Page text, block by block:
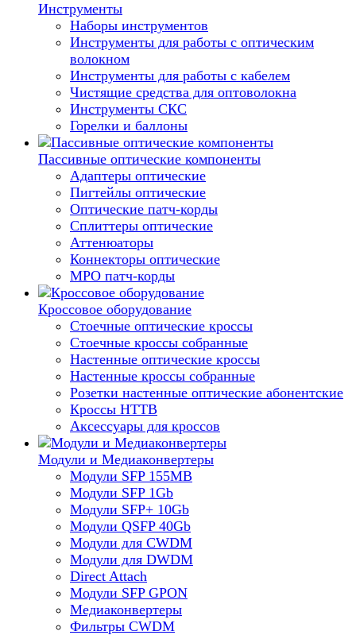
Инструменты
Наборы инструментов
Инструменты для работы с оптическим
волокном
Инструменты для работы с кабелем
Чистящие средства для оптоволокна
Инструменты СКС
Горелки и баллоны
Пассивные оптические компоненты
Адаптеры оптические
Пигтейлы оптические
Оптические патч-корды
Сплиттеры оптические
Аттенюаторы
Коннекторы оптические
MPO патч-корды
Кроссовое оборудование
Стоечные оптические кроссы
Стоечные кроссы собранные
Настенные оптические кроссы
Настенные кроссы собранные
Розетки настенные оптические абонентские
Кроссы HTTB
Аксессуары для кроссов
Модули и Медиаконвертеры
Модули SFP 155MB
Модули SFP 1Gb
Модули SFP+ 10Gb
Модули QSFP 40Gb
Модули для CWDM
Модули для DWDM
Direct Attach
Модули SFP GPON
Медиаконвертеры
Фильтры CWDM